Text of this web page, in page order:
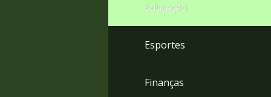
Educação
Esportes
Finanças